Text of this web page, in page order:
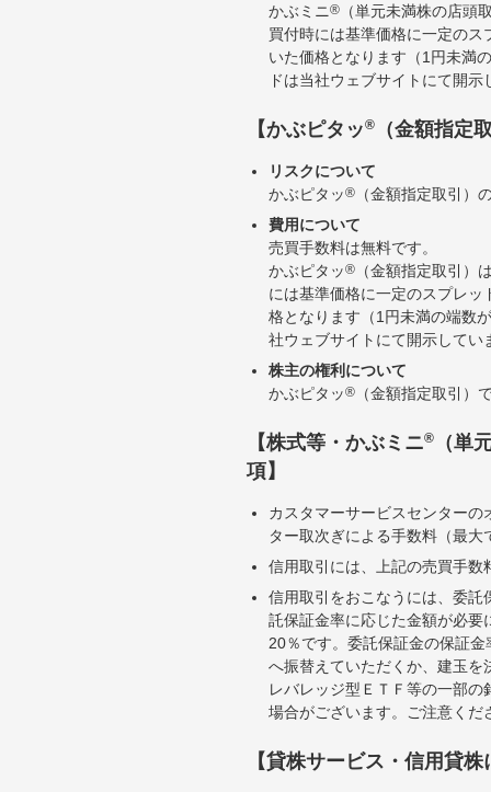
かぶミニ®
（単元未満株の店頭
買付時には基準価格に一定の
いた価格となります（1円未満
ドは当社ウェブサイトにて開
【かぶピタッ® （金額指定
リスクについて
かぶピタッ®
（金額指定取引）
費用について
売買手数料は無料です。
かぶピタッ®
（金額指定取引）
には基準価格に一定のスプレ
格となります（1円未満の端数
社ウェブサイトにて開示して
株主の権利について
かぶピタッ® （金額指定取引）
【株式等・かぶミニ®
（単
項】
カスタマーサービスセンター
ター取次ぎによる手数料（最
信用取引には、上記の売買手
信用取引をおこなうには、委
託保証金率に応じた金額が必
20％です。委託保証金の保証
へ振替えていただくか、建玉
レバレッジ型ＥＴＦ等の一部
場合がございます。ご注意くだ
【貸株サービス・信用貸